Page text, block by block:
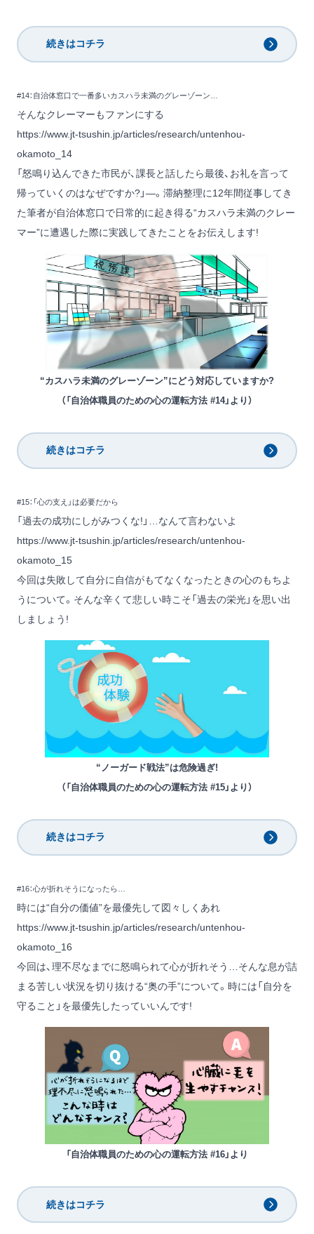
続きはコチラ
#14：自治体窓口で一番多いカスハラ未満のグレーゾーン…
そんなクレーマーもファンにする
https://www.jt-tsushin.jp/articles/research/untenhou-
okamoto_14
「怒鳴り込んできた市民が、課長と話したら最後、お礼を言って
帰っていくのはなぜですか?」―。滞納整理に12年間従事してき
た筆者が自治体窓口で日常的に起き得る“カスハラ未満のクレー
マー”に遭遇した際に実践してきたことをお伝えします!
“カスハラ未満のグレーゾーン”にどう対応していますか?
（「自治体職員のための心の運転方法 #14」より）
続きはコチラ
#15：「心の支え」は必要だから
「過去の成功にしがみつくな!」…なんて言わないよ
https://www.jt-tsushin.jp/articles/research/untenhou-
okamoto_15
今回は失敗して自分に自信がもてなくなったときの心のもちよ
うについて。そんな辛くて悲しい時こそ「過去の栄光」を思い出
しましょう!
“ノーガード戦法”は危険過ぎ!
（「自治体職員のための心の運転方法 #15」より）
続きはコチラ
#16：心が折れそうになったら…
時には“自分の価値”を最優先して図々しくあれ
https://www.jt-tsushin.jp/articles/research/untenhou-
okamoto_16
今回は、理不尽なまでに怒鳴られて心が折れそう…そんな息が詰
まる苦しい状況を切り抜ける“奥の手”について。時には「自分を
守ること」を最優先したっていいんです!
「自治体職員のための心の運転方法 #16」より
続きはコチラ